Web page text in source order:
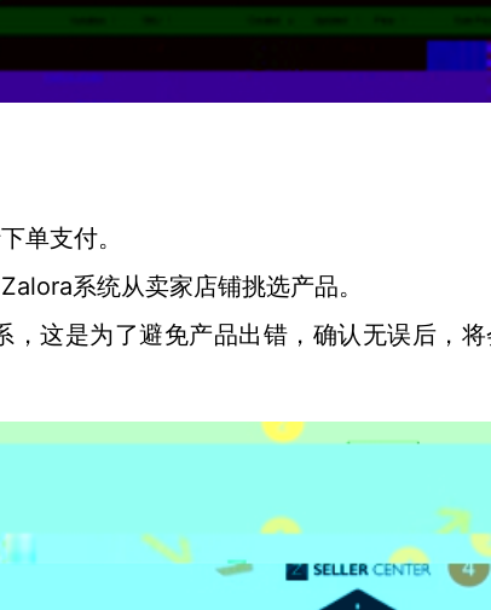
单支付。
Zalora系统从卖家店铺挑选产品。
这是为了避免产品出错，确认无误后，